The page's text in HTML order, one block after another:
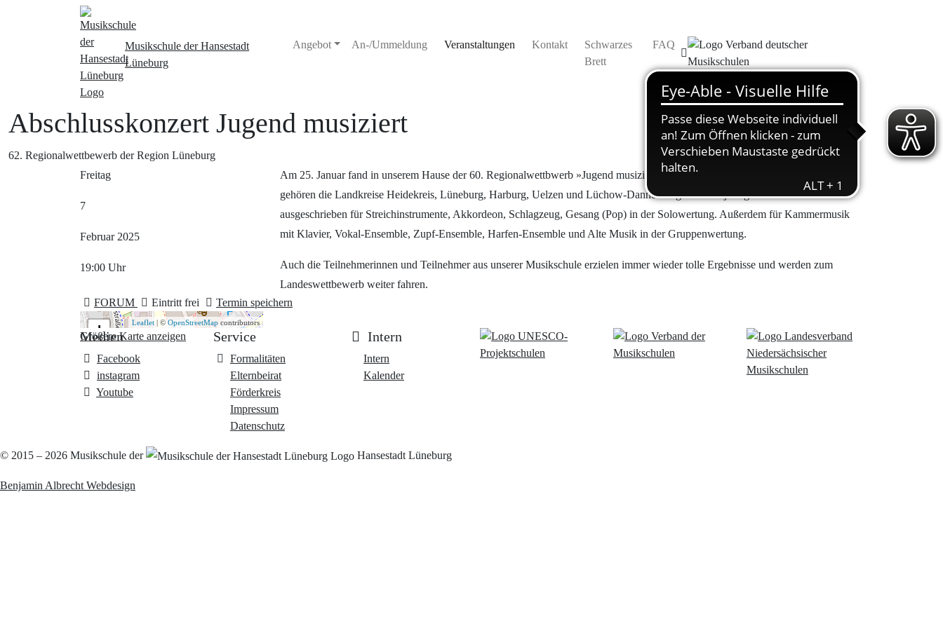
Musikschule der Hansestadt
Lüneburg
Angebot An-/Ummeldung Veranstaltungen Kontakt
Schwarzes
Brett
FAQ
Abschlusskonzert Jugend musiziert
62. Regionalwettbewerb der Region Lüneburg
Freitag
7
Februar 2025
19:00 Uhr
Am 25. Januar fand in unserem Hause der 60. Regionalwettbwerb »Jugend musiziert« für die Region Lüneburg statt. Zu ihr
gehören die Landkreise Heidekreis, Lüneburg, Harburg, Uelzen und Lüchow-Dannenberg. Der diesjährige Wettbewerb war
ausgeschrieben für Streichinstrumente, Akkordeon, Schlagzeug, Gesang (Pop) in der Solowertung. Außerdem für Kammermusik
mit Klavier, Vokal-Ensemble, Zupf-Ensemble, Harfen-Ensemble und Alte Musik in der Gruppenwertung.
Auch die Teilnehmerinnen und Teilnehmer aus unserer Musikschule erzielen immer wieder tolle Ergebnisse und werden zum
Landeswettbewerb weiter fahren.
FORUM
Eintritt frei Termin speichern
+
−
Leaflet | ©OpenStreetMapcontributors
Größere Karte anzeigen
Medien
Facebook
instagram
Youtube
Service
Formalitäten
Elternbeirat
Förderkreis
Impressum
Datenschutz
Intern
Intern
Kalender
© 2015 – 2026 Musikschule der Hansestadt Lüneburg
Benjamin Albrecht Webdesign